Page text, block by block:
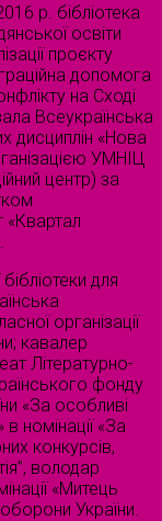
р. бібліотека
освіти
проєкту
допомога
на Сході
Всеукраїнська
дисциплін «Нова
УМНІЦ
центр) за
«Квартал
для
організації
кавалер
Літературно-
фонду
«За особливі
номінації «За
конкурсів,
володар
«Митець
України.